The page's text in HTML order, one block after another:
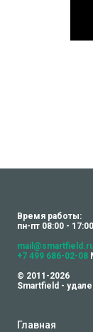
Время работы:
пн-пт 08:00 - 17:00
+7 499 686-02-08
© 2011-2026
Smartfield -
Главная